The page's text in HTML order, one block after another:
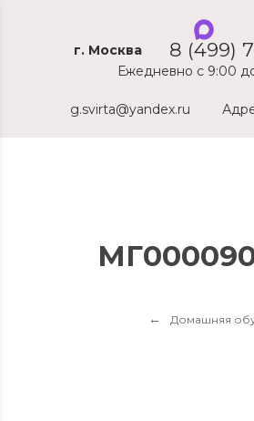
г. Москва 8 (499)
Ежедневно с 9:00
g.svirta@yandex.ru
Домашняя